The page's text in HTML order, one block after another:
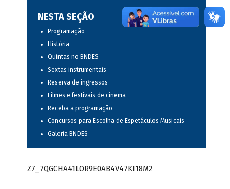
NESTA SEÇÃO
Programação
História
Quintas no BNDES
Sextas instrumentais
Reserva de ingressos
Filmes e festivais de cinema
Receba a programação
Concursos para Escolha de Espetáculos Musicais
Galeria BNDES
Z7_7QGCHA41LOR9E0AB4V47KI18M2